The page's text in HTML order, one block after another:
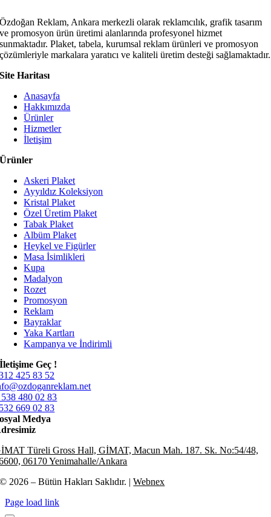
Özdoğan Reklam, Ankara merkezli olarak reklamcılık, grafik tasarım
ve promosyon ürün üretimi alanlarında profesyonel hizmet
sunmaktadır. Plaket, tabela, kurumsal reklam ürünleri ve promosyon
çözümleriyle markalara yaratıcı ve kaliteli üretim desteği sağlamaktadır.
Site Haritası
Anasayfa
Hakkımızda
Ürünler
Hizmetler
İletişim
Ürünler
Askeri Plaket
Ayyıldız Koleksiyon
Kristal Plaket
Özel Üretim Plaket
Tabak Plaket
Albüm Plaket
Heykel ve Figürler
Masa İsimlikleri
Kupa
Madalyon
Rozet
Promosyon
Reklam
Bayraklar
Yaka Kartları
Kampanya ve İndirimli
İletişime Geç !
425 83 52
480 02 83
669 02 83
Medya
Türeli Gross Hall, GİMAT, Macun Mah. 187. Sk. No:54/48,
06170 Yenimahalle/Ankara
© 2026 – Bütün Hakları Saklıdır. |Webnex
Page load link